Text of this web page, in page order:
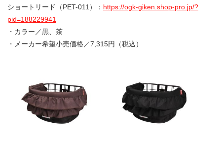
ショートリード（PET-011）： https://ogk-giken.shop-pro.jp/?
pid=188229941
・カラー／黒、茶
・メーカー希望小売価格／7,315円（税込）